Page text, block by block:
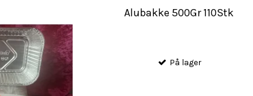
Alubakke 500Gr 110Stk
På lager